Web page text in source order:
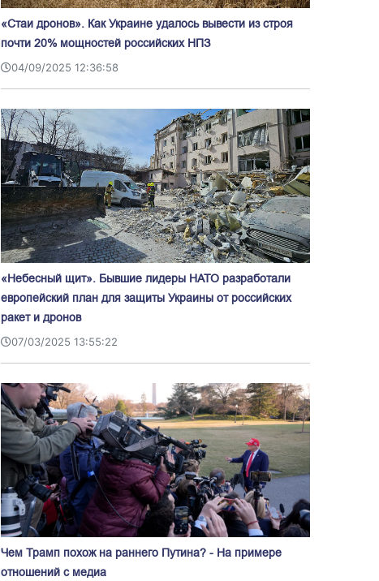
«Стаи дронов». Как Украине удалось вывести из строя
почти 20% мощностей российских НПЗ
04/09/2025 12:36:58
«Небесный щит». Бывшие лидеры НАТО разработали
европейский план для защиты Украины от российских
ракет и дронов
07/03/2025 13:55:22
Чем Трамп похож на раннего Путина? - На примере
отношений с медиа